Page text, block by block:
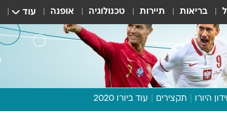
בריאות תיירות טכנולוגיה אופנה עוד
היורו תקצירים עוד ביורו 2020